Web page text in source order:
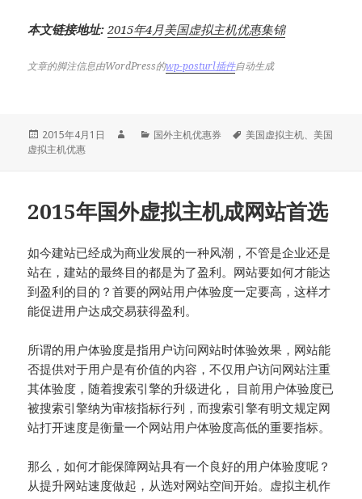
本文链接地址: 2015年4月美国虚拟主机优惠集锦
文章的脚注信息由WordPress的wp-posturl插件自动生成
发
布
2015年4月1日
分
国外主机优惠券
标
美国虚拟主机、美国
虚拟主机优惠
2015年国外虚拟主机成网站首选
如今建站已经成为商业发展的一种风潮，不管是企业还是
站在，建站的最终目的都是为了盈利。网站要如何才能达
到盈利的目的？首要的网站用户体验度一定要高，这样才
能促进用户达成交易获得盈利。
所谓的用户体验度是指用户访问网站时体验效果，网站能
否提供对于用户是有价值的内容，不仅用户访问网站注重
其体验度，随着搜索引擎的升级进化， 目前用户体验度已
被搜索引擎纳为审核指标行列，而搜索引擎有明文规定网
站打开速度是衡量一个网站用户体验度高低的重要指标。
那么，如何才能保障网站具有一个良好的用户体验度呢？
从提升网站速度做起，从选对网站空间开始。虚拟主机作